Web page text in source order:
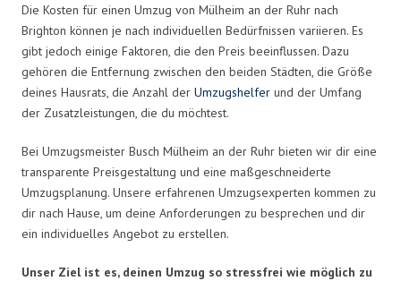
Die Kosten für einen Umzug von Mülheim an der Ruhr nach
Brighton können je nach individuellen Bedürfnissen variieren. Es
gibt jedoch einige Faktoren, die den Preis beeinflussen. Dazu
gehören die Entfernung zwischen den beiden Städten, die Größe
deines Hausrats, die Anzahl der Umzugshelfer und der Umfang
der Zusatzleistungen, die du möchtest.
Bei Umzugsmeister Busch Mülheim an der Ruhr bieten wir dir eine
transparente Preisgestaltung und eine maßgeschneiderte
Umzugsplanung. Unsere erfahrenen Umzugsexperten kommen zu
dir nach Hause, um deine Anforderungen zu besprechen und dir
ein individuelles Angebot zu erstellen.
Unser Ziel ist es, deinen Umzug so stressfrei wie möglich zu